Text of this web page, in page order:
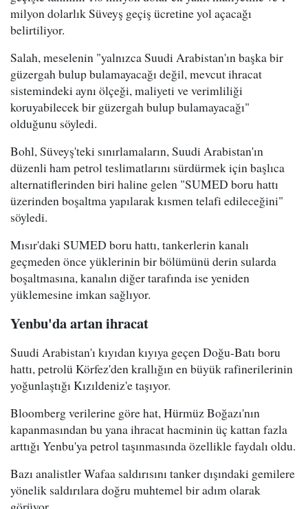
milyon dolarlık Süveyş geçiş ücretine yol açacağı
belirtiliyor.
Salah, meselenin "yalnızca Suudi Arabistan'ın başka bir
güzergah bulup bulamayacağı değil, mevcut ihracat
sistemindeki aynı ölçeği, maliyeti ve verimliliği
koruyabilecek bir güzergah bulup bulamayacağı"
olduğunu söyledi.
Bohl, Süveyş'teki sınırlamaların, Suudi Arabistan'ın
düzenli ham petrol teslimatlarını sürdürmek için başlıca
alternatiflerinden biri haline gelen "SUMED boru hattı
üzerinden boşaltma yapılarak kısmen telafi edileceğini"
söyledi.
Mısır'daki SUMED boru hattı, tankerlerin kanalı
geçmeden önce yüklerinin bir bölümünü derin sularda
boşaltmasına, kanalın diğer tarafında ise yeniden
yüklemesine imkan sağlıyor.
Yenbu'da artan ihracat
Suudi Arabistan'ı kıyıdan kıyıya geçen Doğu-Batı boru
hattı, petrolü Körfez'den krallığın en büyük rafinerilerinin
yoğunlaştığı Kızıldeniz'e taşıyor.
Bloomberg verilerine göre hat, Hürmüz Boğazı'nın
kapanmasından bu yana ihracat hacminin üç kattan fazla
arttığı Yenbu'ya petrol taşınmasında özellikle faydalı oldu.
Bazı analistler Wafaa saldırısını tanker dışındaki gemilere
yönelik saldırılara doğru muhtemel bir adım olarak